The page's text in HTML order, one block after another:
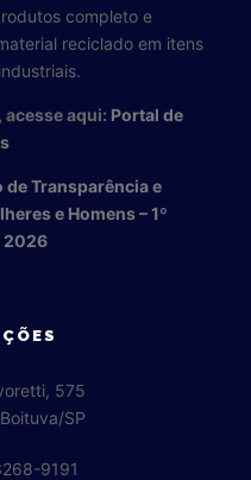
completo e
reciclado em itens
acesse aqui: Portal de
de Transparência e
e Homens – 1º
2026
575
SP
9191